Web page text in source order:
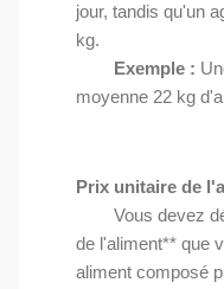
jour, tandis qu'un
kg.
Exemple :
moyenne 22 kg
Prix unitaire de
Vous devez
de l'aliment** que
aliment composé